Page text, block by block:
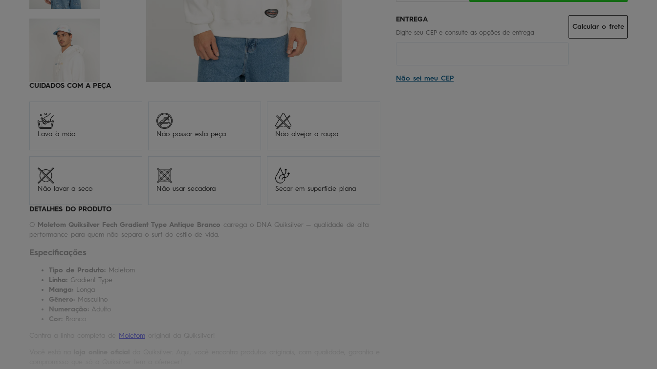
CUIDADOS COM A PEÇA
Lava à mão Não passar esta peça Não alvejar a roupa
Não lavar a seco Não usar secadora Secar em superfície plana
DETALHES DO PRODUTO
O Moletom Quiksilver Fech Gradient Type Antique Branco carrega o DNA Quiksilver — qualidade de alta
performance para quem não separa o surf do estilo de vida.
Especificações
Tipo de Produto: Moletom
Linha: Gradient Type
Manga: Longa
Gênero: Masculino
Numeração: Adulto
Cor: Branco
Moletom
Não sei meu CEP
Calcular o frete